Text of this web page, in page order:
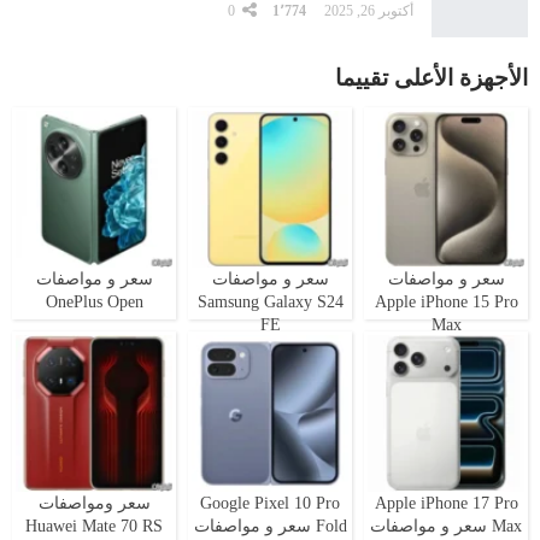
أكتوبر 26, 2025 1٬774
الأجهزة الأعلى تقييما
سعر و مواصفات
Apple iPhone 15 Pro
Max
سعر و مواصفات
Samsung Galaxy S24
FE
سعر و مواصفات
OnePlus Open
Apple iPhone 17 Pro
Max سعر و مواصفات
Google Pixel 10 Pro
Fold سعر و مواصفات
سعر ومواصفات
Huawei Mate 70 RS